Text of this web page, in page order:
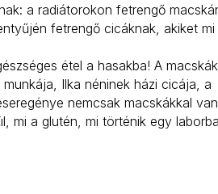
a radiátorokon fetrengő
fetrengő cicáknak, akiket mi
étel a hasakba! A macskák
Ilka néninek házi cicája, a
nemcsak macskákkal van
mi a glutén, mi történik egy